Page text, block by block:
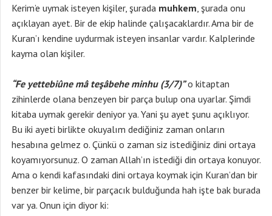
Kerim’e uymak isteyen kişiler, şurada muhkem, şurada onu
açıklayan ayet. Bir de ekip halinde çalışacaklardır. Ama bir de
Kuran’ı kendine uydurmak isteyen insanlar vardır. Kalplerinde
kayma olan kişiler.
“Fe yettebiûne mâ teşâbehe minhu (3/7)”o kitaptan
zihinlerde olana benzeyen bir parça bulup ona uyarlar. Şimdi
kitaba uymak gerekir deniyor ya. Yani şu ayet şunu açıklıyor.
Bu iki ayeti birlikte okuyalım dediğiniz zaman onların
hesabına gelmez o. Çünkü o zaman siz istediğiniz dini ortaya
koyamıyorsunuz. O zaman Allah’ın istediği din ortaya konuyor.
Ama o kendi kafasındaki dini ortaya koymak için Kuran’dan bir
benzer bir kelime, bir parçacık bulduğunda hah işte bak burada
var ya. Onun için diyor ki: